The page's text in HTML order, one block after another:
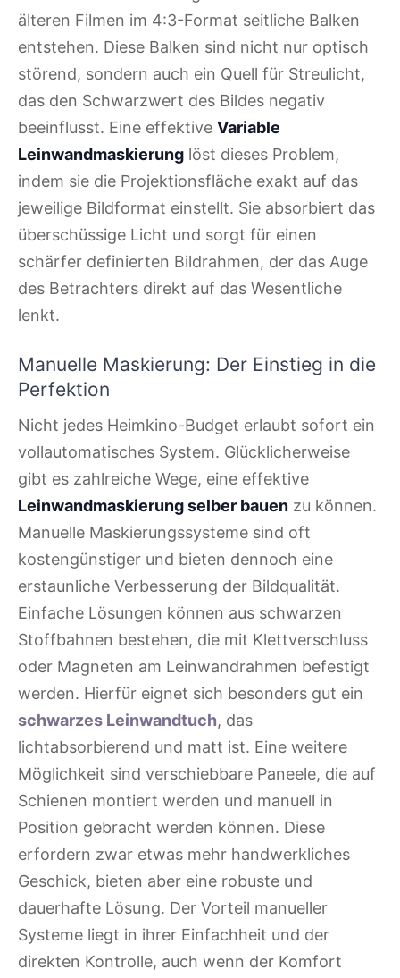
älteren Filmen im 4:3-Format seitliche Balken
entstehen. Diese Balken sind nicht nur optisch
störend, sondern auch ein Quell für Streulicht,
das den Schwarzwert des Bildes negativ
beeinflusst. Eine effektive Variable
Leinwandmaskierung löst dieses Problem,
indem sie die Projektionsfläche exakt auf das
jeweilige Bildformat einstellt. Sie absorbiert das
überschüssige Licht und sorgt für einen
schärfer definierten Bildrahmen, der das Auge
des Betrachters direkt auf das Wesentliche
lenkt.
Manuelle Maskierung: Der Einstieg in die
Perfektion
Nicht jedes Heimkino-Budget erlaubt sofort ein
vollautomatisches System. Glücklicherweise
gibt es zahlreiche Wege, eine effektive
Leinwandmaskierung selber bauen zu können.
Manuelle Maskierungssysteme sind oft
kostengünstiger und bieten dennoch eine
erstaunliche Verbesserung der Bildqualität.
Einfache Lösungen können aus schwarzen
Stoffbahnen bestehen, die mit Klettverschluss
oder Magneten am Leinwandrahmen befestigt
werden. Hierfür eignet sich besonders gut ein
schwarzes Leinwandtuch, das
lichtabsorbierend und matt ist. Eine weitere
Möglichkeit sind verschiebbare Paneele, die auf
Schienen montiert werden und manuell in
Position gebracht werden können. Diese
erfordern zwar etwas mehr handwerkliches
Geschick, bieten aber eine robuste und
dauerhafte Lösung. Der Vorteil manueller
Systeme liegt in ihrer Einfachheit und der
direkten Kontrolle, auch wenn der Komfort